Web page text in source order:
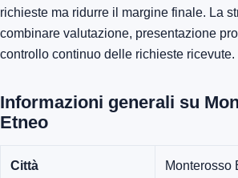
richieste ma ridurre il margine finale. La
combinare valutazione, presentazione
controllo continuo delle richieste ricevute.
Informazioni generali su
Etneo
Città Monterosso